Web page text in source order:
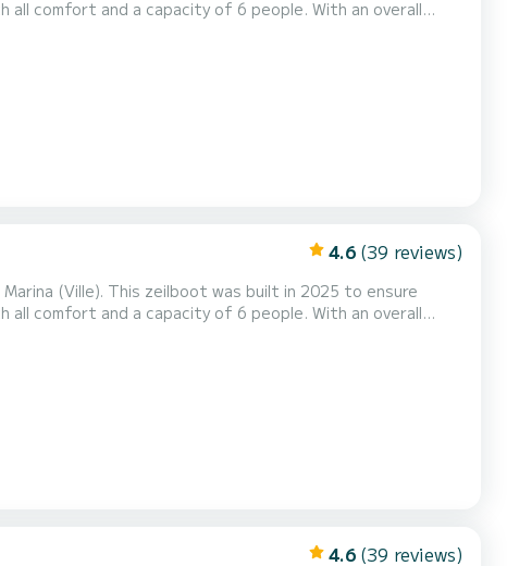
on the water in the surroundings of Marina (Ville) Dit
4.6 (39 reviews)
(Ville). This zeilboot was built in 2025 to ensure
on the water in the surroundings of Marina (Ville)
4.6 (39 reviews)